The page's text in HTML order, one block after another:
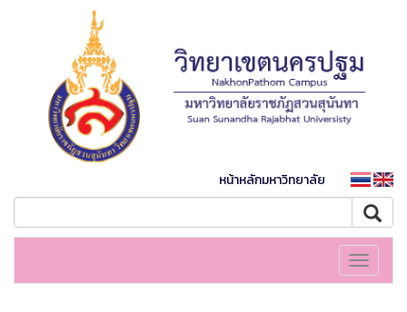
หน้าหลักมหาวิทยาลัย
Toggle